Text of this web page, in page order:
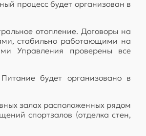
процесс будет организован в
отопление. Договоры на
стабильно работающими на
Управления проверены все
будет организовано в
залах расположенных рядом
спортзалов (отделка стен,